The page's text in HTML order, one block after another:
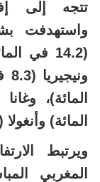
تتجه إلى
واستهدفت
المائة) وأنغولا (4.6 في المائة).
ويرتبط
المغربي